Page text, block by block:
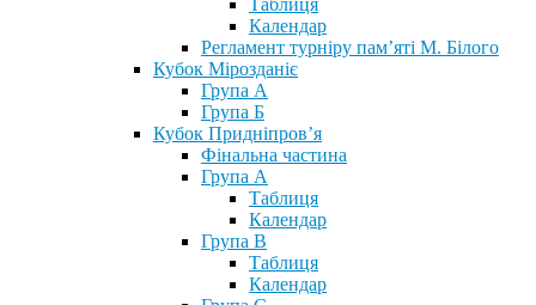
Таблиця
Календар
Регламент турніру пам’яті М. Білого
Кубок Мірозданіє
Група А
Група Б
Кубок Придніпров’я
Фінальна частина
Група А
Таблиця
Календар
Група В
Таблиця
Календар